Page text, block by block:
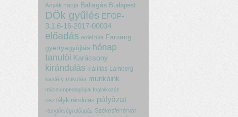
Anyák napja Ballagás Budapest
DÖk gyűlés EFOP-
3.1.6-16-2017-00034
előadás erdei túra Farsang
gyertyagyújtás hónap
tanulói Karácsony
kirándulás kiállítás Lamberg-
kastély mikulás munkáink
múzeumpedagógiai foglalkozás
osztálykirándulás pályázat
Rendőrségi előadás Székesfehérvár